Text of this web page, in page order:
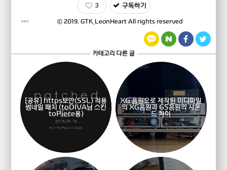
3
ⓒ 2019. GTK_LeonHeartAll rights reserved
구독하기
카테고리 다른 글
[공유] https보안(SSL) 적용
썸네일 패치 (toDIVA님 스킨
toPiece용)
XG 음원으로 제작된 미디파일
의 XG음원과 GS음원의 사운
드 차이